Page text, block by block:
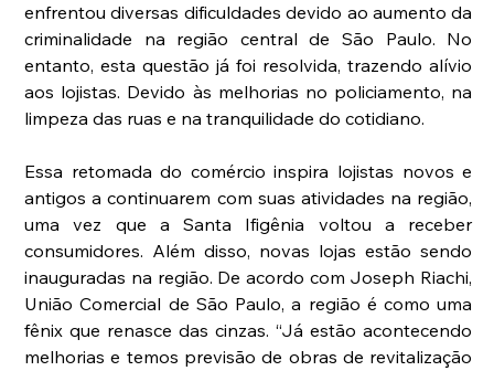
enfrentou diversas dificuldades devido ao aumento da
criminalidade na região central de São Paulo. No
entanto, esta questão já foi resolvida, trazendo alívio
aos lojistas. Devido às melhorias no policiamento, na
limpeza das ruas e na tranquilidade do cotidiano.
Essa retomada do comércio inspira lojistas novos e
antigos a continuarem com suas atividades na região,
uma vez que a Santa Ifigênia voltou a receber
consumidores. Além disso, novas lojas estão sendo
inauguradas na região. De acordo com Joseph Riachi,
União Comercial de São Paulo, a região é como uma
fênix que renasce das cinzas. “Já estão acontecendo
melhorias e temos previsão de obras de revitalização